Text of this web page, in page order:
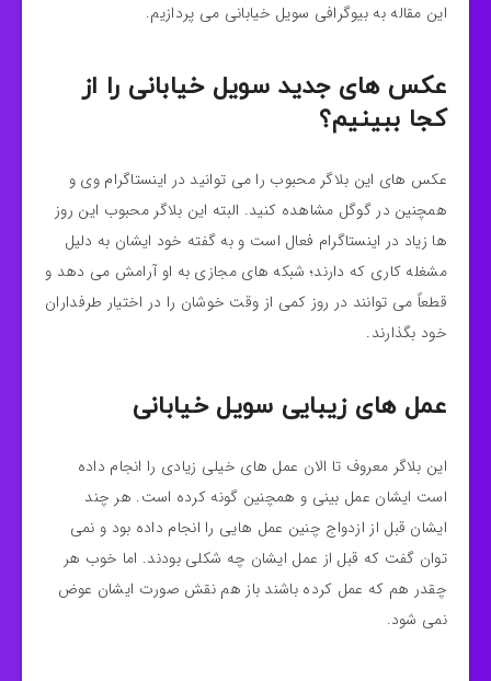
این مقاله به بیوگرافی سویل خیابانی می پردازیم.
عکس های جدید سویل خیابانی را از
کجا ببینیم؟
عکس های این بلاگر محبوب را می توانید در اینستاگرام وی و
همچنین در گوگل مشاهده کنید. البته این بلاگر محبوب این روز
ها زیاد در اینستاگرام فعال است و به گفته خود ایشان به دلیل
مشغله کاری که دارند؛ شبکه های مجازی به او آرامش می دهد و
قطعاً می توانند در روز کمی از وقت خوشان را در اختیار طرفداران
خود بگذارند.
عمل های زیبایی سویل خیابانی
این بلاگر معروف تا الان عمل های خیلی زیادی را انجام داده
است ایشان عمل بینی و همچنین گونه کرده است. هر چند
ایشان قبل از ازدواج چنین عمل هایی را انجام داده بود و نمی
توان گفت که قبل از عمل ایشان چه شکلی بودند. اما خوب هر
چقدر هم که عمل کرده باشند باز هم نقش صورت ایشان عوض
نمی شود.